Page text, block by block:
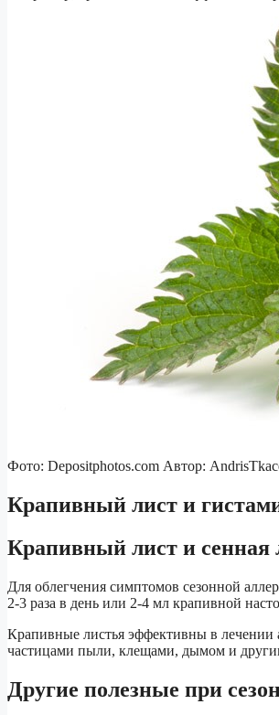
Фото: Depositphotos.com Автор:
Крапивный лист и
Крапивный лист и сенная
Для облегчения симптомов сезонной
2-3 раза в день или 2-4 мл крапивной
Крапивные листья эффективны в лечении
частицами пыли, клещами, дымом и
Другие полезные при